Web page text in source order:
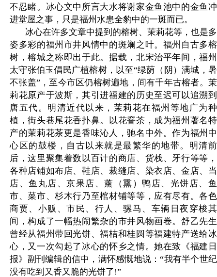
不忍睹。冰心文中所言大水将谢家金鱼池中的金鱼冲
进堂屋之事，只是福州水患全豹中的一斑而已。
冰心在许多文章中提到的榕树、茉莉花等，也是多
姿多彩的福州市井风情中的斑斓之叶。福州自古多榕
树，榕城之称即出于此。据载，北宋治平年间，福州
太守张伯玉倡民广植榕树，以至“绿荫（阴）满城，暑
不张盖”，至今市区仍榕树遍地，间有千年古榕者。茉
莉花原产于波斯，其引进福建的历史至迟可以追溯到
唐五代。明清近代以来，茉莉花在福州等地广为种
植，街头巷尾花香扑鼻。以花窨茶，成为福州著名特
产的茉莉花茶更是香味沁人，驰名中外。作为福州中
心区的鼓楼，自古以来就是最繁华的地带。明清前
后，这里聚集着数以百计的商店、货栈、牙行等等，
各种店铺如布店、鞋店、裁缝店、染衣店、金店、当
店、鱼丸店、京果店、薰（熏）鸭店、光饼店、鱼
市、菜市、杉木行乃至棺材铺等等，应有尽有。各色
商贾、小贩、市民、行人、骡马、车辆日夜穿梭其
间，构成了一幅热闹繁杂的市井风物画卷。舒乙先生
曾经从福州带回光饼、福桔和桂圆等福建特产送给冰
心，又一次勾起了冰心的怀乡之情。她在致《福建日
报》副刊编辑的信中，满怀感慨地说：“我有半个世纪
没有吃到又香又脆的光饼了!”